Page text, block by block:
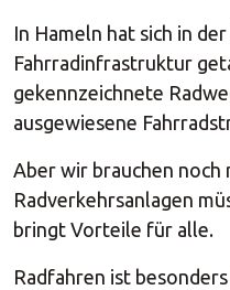
In Hameln hat sich in
Fahrradinfrastruktur
gekennzeichnete
ausgewiesene
Aber wir brauchen noch
Radverkehrsanlagen
bringt Vorteile für alle.
Radfahren ist